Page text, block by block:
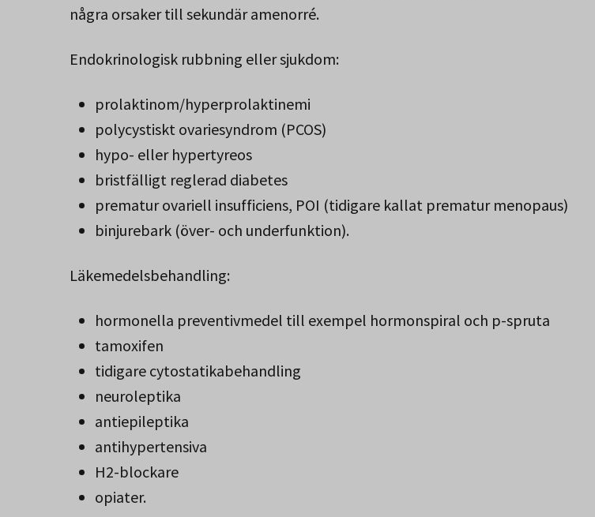
några orsaker till sekundär amenorré.
Endokrinologisk rubbning eller sjukdom:
prolaktinom/hyperprolaktinemi
polycystiskt ovariesyndrom (PCOS)
hypo- eller hypertyreos
bristfälligt reglerad diabetes
prematur ovariell insufficiens, POI (tidigare kallat prematur menopaus)
binjurebark (över- och underfunktion).
Läkemedelsbehandling:
hormonella preventivmedel till exempel hormonspiral och p-spruta
tamoxifen
tidigare cytostatikabehandling
neuroleptika
antiepileptika
antihypertensiva
H2-blockare
opiater.